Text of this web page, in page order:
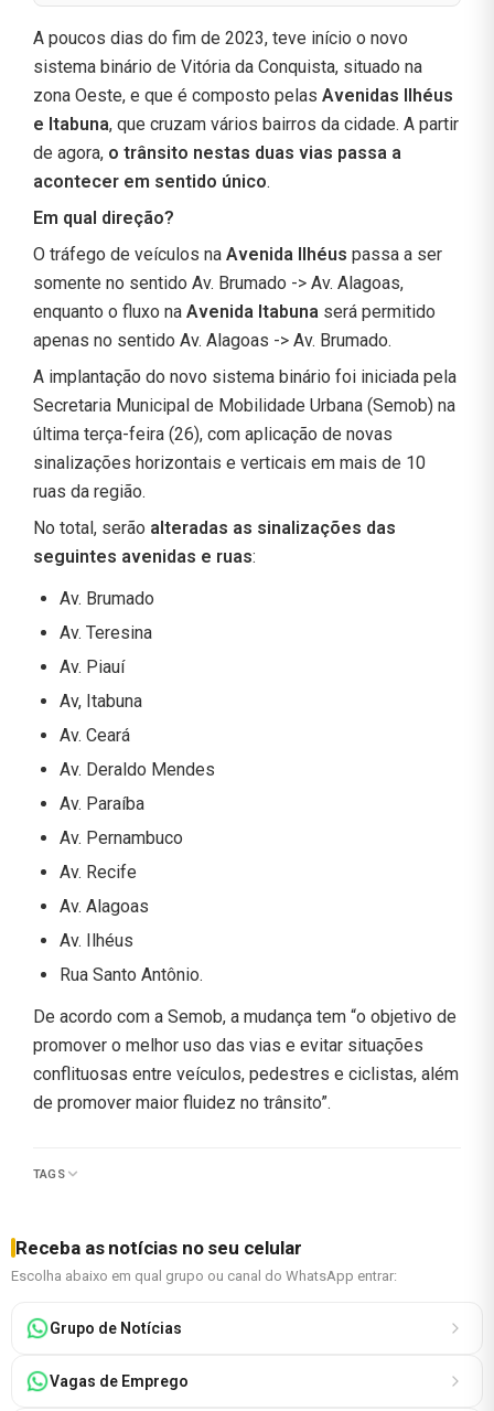
A poucos dias do fim de 2023, teve início o novo
sistema binário de Vitória da Conquista, situado na
zona Oeste, e que é composto pelas Avenidas Ilhéus
e Itabuna, que cruzam vários bairros da cidade. A partir
de agora, o trânsito nestas duas vias passa a
acontecer em sentido único.
Em qual direção?
O tráfego de veículos na Avenida Ilhéus passa a ser
somente no sentido Av. Brumado -> Av. Alagoas,
enquanto o fluxo na Avenida Itabuna será permitido
apenas no sentido Av. Alagoas -> Av. Brumado.
A implantação do novo sistema binário foi iniciada pela
Secretaria Municipal de Mobilidade Urbana (Semob) na
última terça-feira (26), com aplicação de novas
sinalizações horizontais e verticais em mais de 10
ruas da região.
No total, serão alteradas as sinalizações das
seguintes avenidas e ruas:
Av. Brumado
Av. Teresina
Av. Piauí
Av, Itabuna
Av. Ceará
Av. Deraldo Mendes
Av. Paraíba
Av. Pernambuco
Av. Recife
Av. Alagoas
Av. Ilhéus
Rua Santo Antônio.
De acordo com a Semob, a mudança tem “o objetivo de
promover o melhor uso das vias e evitar situações
conflituosas entre veículos, pedestres e ciclistas, além
de promover maior fluidez no trânsito”.
TAGS
Receba as notícias no seu celular
Escolha abaixo em qual grupo ou canal do WhatsApp entrar:
Grupo de Notícias
Vagas de Emprego